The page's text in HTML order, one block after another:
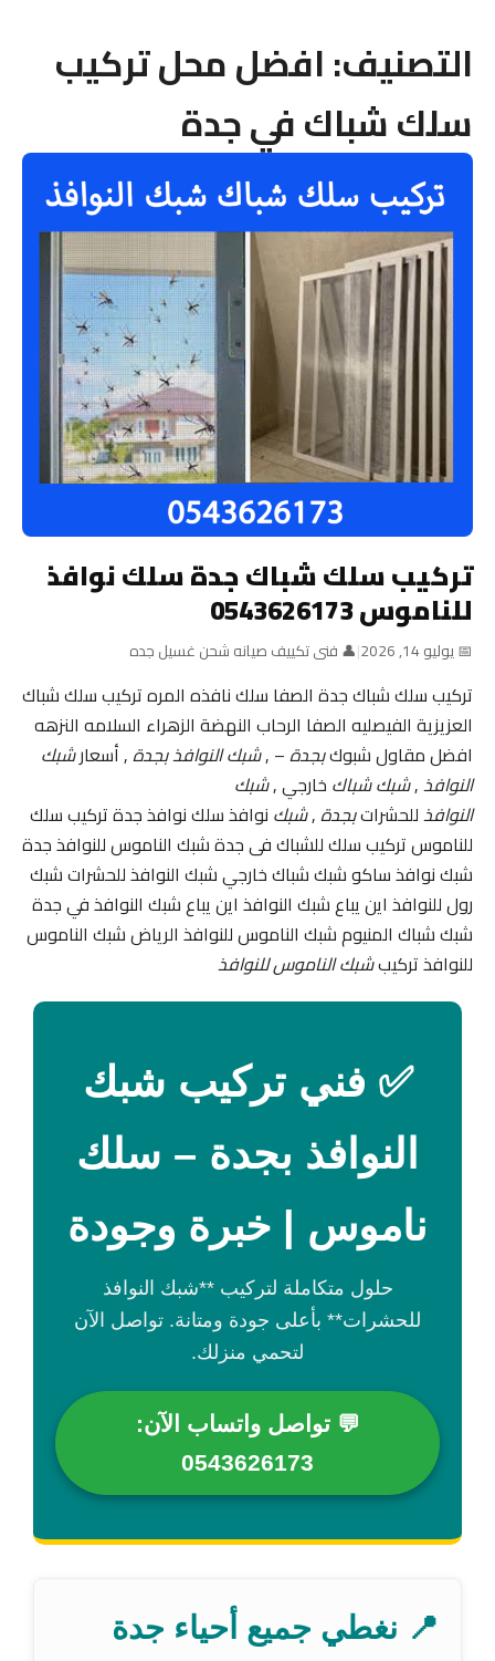
التصنيف:افضل محل تركيب
سلك شباك في جدة
تركيب سلك شباك جدة سلك نوافذ
للناموس 0543626173
📅 يوليو 14, 2026 |👤 فنى تكييف صيانه شحن غسيل جده
تركيب سلك شباك جدة الصفا سلك نافذه المره تركيب سلك شباك
العزيزية الفيصليه الصفا الرحاب النهضة الزهراء السلامه النزهه
افضل مقاول شبوكبجدة– ,شبك النوافذ بجدة, أسعارشبك
النوافذ,شبك شباك خارجي ,شبك
النوافذللحشراتبجدة,شبك نوافذ سلك نوافذ جدة تركيب سلك
للناموس تركيب سلك للشباك فى جدة شبك الناموس للنوافذ جدة
شبك نوافذ ساكو شبك شباك خارجي شبك النوافذ للحشرات شبك
رول للنوافذ اين يباع شبك النوافذ اين يباع شبك النوافذ في جدة
شبك شباك المنيوم شبك الناموس للنوافذ الرياض شبك الناموس
للنوافذ تركيبشبك الناموس للنوافذ
✅ فني تركيب شبك
النوافذ بجدة – سلك
ناموس | خبرة وجودة
حلول متكاملة لتركيب **شبك النوافذ
للحشرات** بأعلى جودة ومتانة. تواصل الآن
لتحمي منزلك.
💬 تواصل واتساب الآن:
0543626173
📍 نغطي جميع أحياء جدة